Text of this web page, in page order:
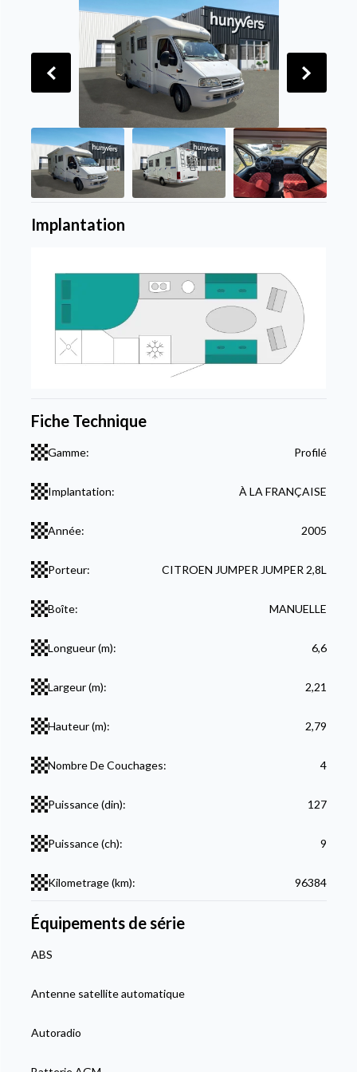
Implantation
Fiche Technique
Gamme: Profilé
Implantation: À LA FRANÇAISE
Année: 2005
Porteur: CITROEN JUMPER JUMPER 2,8L
Boîte: MANUELLE
Longueur (m): 6,6
Largeur (m): 2,21
Hauteur (m): 2,79
Nombre De Couchages: 4
Puissance (din): 127
Puissance (ch): 9
Kilometrage (km): 96384
Équipements de série
ABS
Antenne satellite automatique
Autoradio